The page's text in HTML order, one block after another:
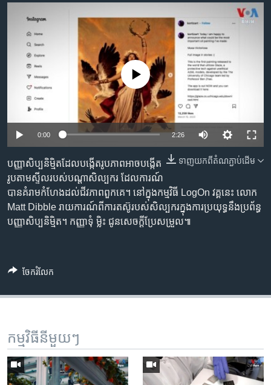
រំលង​
និង​
កាន់​
ទំព័រ​
ស្វែង​
រក
ទូរទស្សន៍ / វីដេអូ​
វិទ្យុ / ផតខាសថ៍
កម្មវិធីទាំងអស់
Khmer English
បណ្តាញ​សង្គម
ភាសា
No media source currently available
0:00 2:26
ទាញ​យក​ពី​តំណភ្ជាប់​ដើម
បញ្ញាសិប្បនិម្មិតដែលបង្កើតរូបភាពអាចបង្កើត
រូបតាមស្ទីលរបស់បណ្តាសិល្បករ ដែលការណ៍
បានគំរាមកំហែងដល់ជីវភាពពួកគេ។ នៅក្នុងកម្មវិធី LogOn វគ្គនេះ លោក
Matt Dibble រាយការណ៍ពីការតស៊ូរបស់សិល្បករក្នុងការប្រយុទ្ធនឹងប្រព័ន្ធ
បញ្ញាសិប្បនិម្មិត។ កញ្ញាទុំ ម្លិះ ជូនសេចក្តីប្រែសម្រួល៕
ចែករំលែក
កម្មវិធី​នីមួយៗ